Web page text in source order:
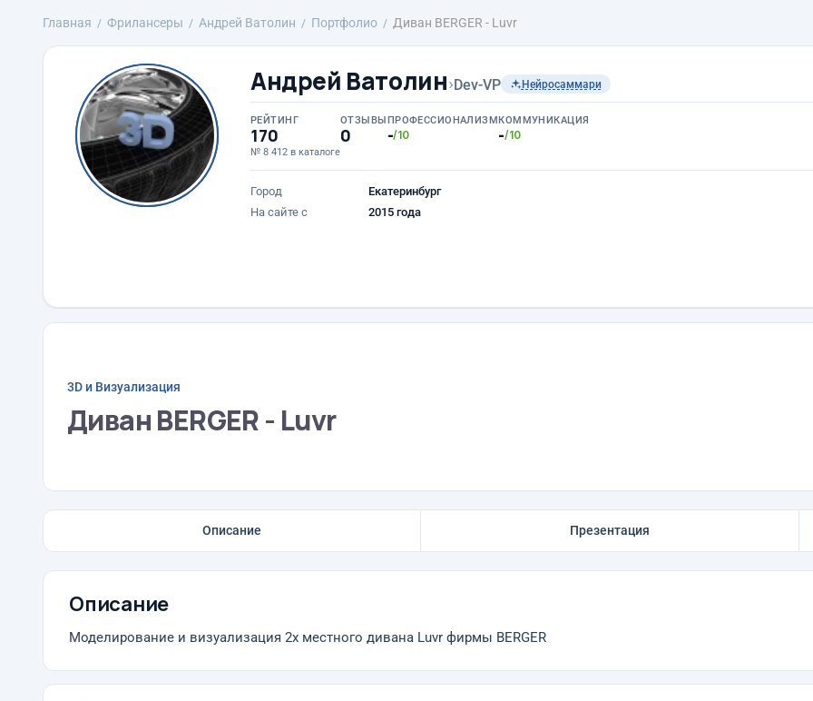
Главная Фрилансеры Андрей Ватолин Портфолио Диван BERGER - Luvr
Андрей Ватолин›Dev-VP Нейросаммари
РЕЙТИНГ
170
№ 8 412 в каталоге
ОТЗЫВЫ
0
ПРОФЕССИОНАЛИЗМ
-/10
КОММУНИКАЦИЯ
-/10
Город
Екатеринбург
На сайте с
2015 года
3D и Визуализация
Диван BERGER - Luvr
Описание Презентация
Описание
Моделирование и визуализация 2х местного дивана Luvr фирмы BERGER